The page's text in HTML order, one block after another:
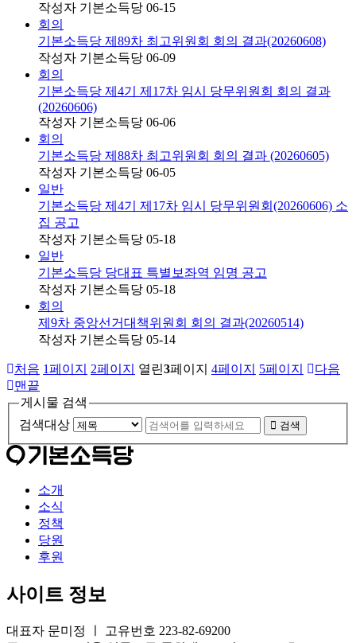
작성자 기본소득당 06-15
회의
기본소득당 제89차 최고위원회 회의 결과(20260608)
작성자 기본소득당 06-09
회의
기본소득당 제4기 제17차 임시 당무위원회 회의 결과
(20260606)
작성자 기본소득당 06-06
회의
기본소득당 제88차 최고위원회 회의 결과 (20260605)
작성자 기본소득당 06-05
일반
기본소득당 제4기 제17차 임시 당무위원회(20260606) 소
집 공고
작성자 기본소득당 05-18
일반
기본소득당 당대표 특별보좌역 임명 공고
작성자 기본소득당 05-18
회의
제9차 중앙선거대책위원회 회의 결과(20260514)
작성자 기본소득당 05-14
처음 1페이지 2페이지 열린3페이지 4페이지 5페이지
다음
맨끝
게시물 검색
검색대상
검색
소개
소식
정책
당원
후원
사이트 정보
대표자 문미정 ㅣ 고유번호 223-82-69200